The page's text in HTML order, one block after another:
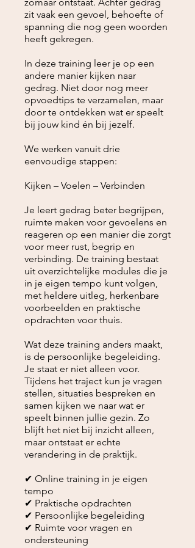
zit vaak een gevoel, behoefte of
spanning die nog geen woorden
heeft gekregen.
In deze training leer je op een
andere manier kijken naar
gedrag. Niet door nog meer
opvoedtips te verzamelen, maar
door te ontdekken wat er speelt
bij jouw kind én bij jezelf.
We werken vanuit drie
eenvoudige stappen:
Kijken – Voelen – Verbinden
Je leert gedrag beter begrijpen,
ruimte maken voor gevoelens en
reageren op een manier die zorgt
voor meer rust, begrip en
verbinding. De training bestaat
uit overzichtelijke modules die je
in je eigen tempo kunt volgen,
met heldere uitleg, herkenbare
voorbeelden en praktische
opdrachten voor thuis.
Wat deze training anders maakt,
is de persoonlijke begeleiding.
Je staat er niet alleen voor.
Tijdens het traject kun je vragen
stellen, situaties bespreken en
samen kijken we naar wat er
speelt binnen jullie gezin. Zo
blijft het niet bij inzicht alleen,
maar ontstaat er echte
verandering in de praktijk.
✔ Online training in je eigen
tempo
✔ Praktische opdrachten
✔ Persoonlijke begeleiding
✔ Ruimte voor vragen en
ondersteuning